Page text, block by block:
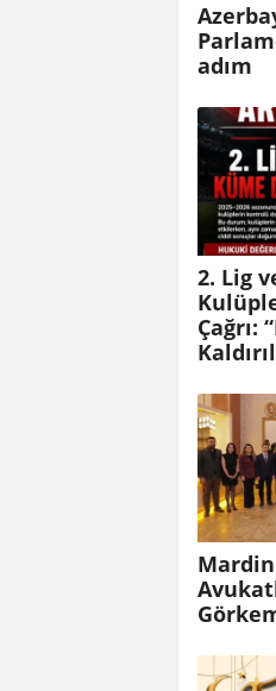
adım
2. Lig
Çağrı:
Mardin